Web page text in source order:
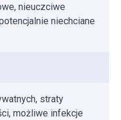
nieuczciwe
niechciane
straty
możliwe infekcje